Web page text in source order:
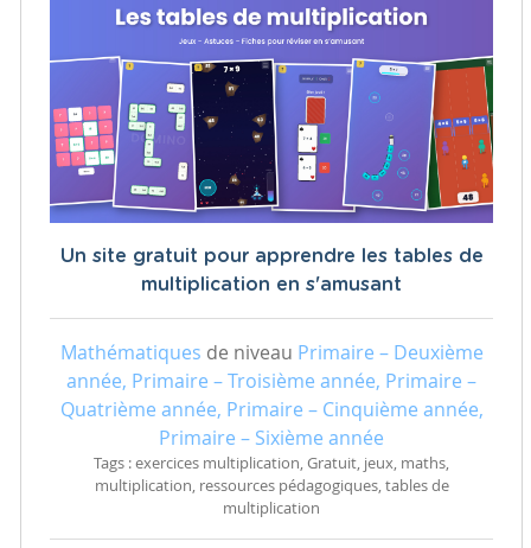
Un site gratuit pour apprendre les tables de
multiplication en s'amusant
Mathématiques de niveau Primaire – Deuxième
année, Primaire – Troisième année, Primaire –
Quatrième année, Primaire – Cinquième année,
Primaire – Sixième année
Tags : exercices multiplication, Gratuit, jeux, maths,
multiplication, ressources pédagogiques, tables de
multiplication